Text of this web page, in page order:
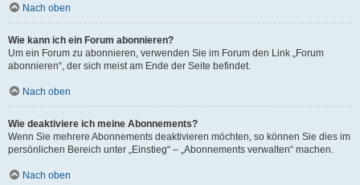
Nach oben
Wie kann ich ein Forum abonnieren?
Um ein Forum zu abonnieren, verwenden Sie im Forum den Link „Forum
abonnieren“, der sich meist am Ende der Seite befindet.
Nach oben
Wie deaktiviere ich meine Abonnements?
Wenn Sie mehrere Abonnements deaktivieren möchten, so können Sie dies im
persönlichen Bereich unter „Einstieg“ – „Abonnements verwalten“ machen.
Nach oben